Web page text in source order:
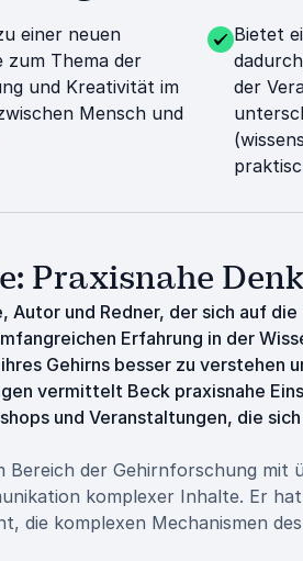
einer neuen
zum Thema der
und Kreativität im
Mensch und
Bietet
der
Praxisnahe
und Redner, der sich auf
Erfahrung in der
Gehirns besser zu verstehen
vermittelt Beck praxisnahe
und Veranstaltungen, die
Bereich der Gehirnforschung mit
komplexer Inhalte. Er
die komplexen Mechanismen